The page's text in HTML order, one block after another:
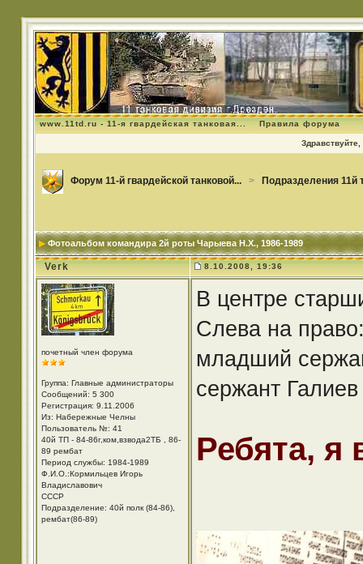
www.11td.ru - 11-я гвардейская танковая... Правила форума
Здравствуйте,
Форум 11-й гвардейской танковой... > Подразделения 11й
Фотоальбом командира 2й роты Чарыева Н.Х., 1986-1989
Verk 8.10.2008, 19:36
почетный член форума
Группа: Главные администраторы
Сообщений: 5 300
Регистрация: 9.11.2006
Из: Набережные Челны
Пользователь №: 41
40й ТП - 84-86г,ком,взвода2ТБ , 86-
89 рембат
Период службы: 1984-1989
Ф.И.О.:Кормильцев Игорь
Владиславович
СССР
Подразделение: 40й полк (84-86),
рембат(86-89)
В центре
Слева на
младший
сержант
Ребята, я